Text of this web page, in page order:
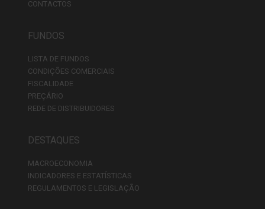
CONTACTOS
FUNDOS
LISTA DE FUNDOS
CONDIÇÕES COMERCIAIS
FISCALIDADE
PREÇÁRIO
REDE DE DISTRIBUIDORES
DESTAQUES
MACROECONOMIA
INDICADORES E ESTATÍSTICAS
REGULAMENTOS E LEGISLAÇÃO